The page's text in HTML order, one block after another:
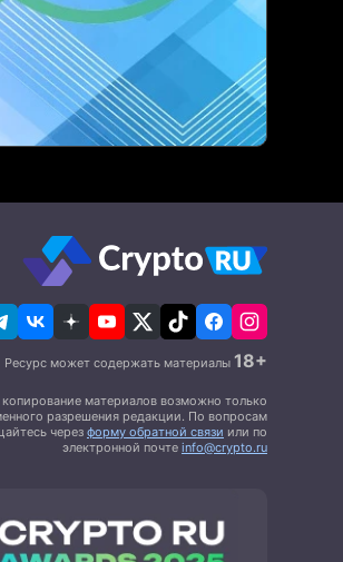
Ресурс может содержать материалы 18+
материалов возможно только
разрешения редакции. По вопросам
через форму обратной связи или по
электронной почте info@crypto.ru